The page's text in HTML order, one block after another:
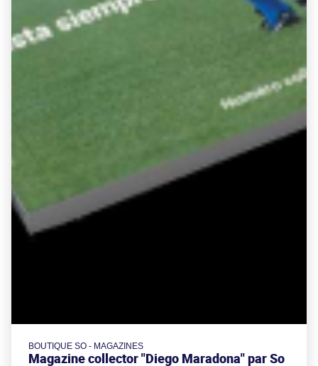
BOUTIQUE SO - MAGAZINES
Magazine collector "Diego Maradona" par So